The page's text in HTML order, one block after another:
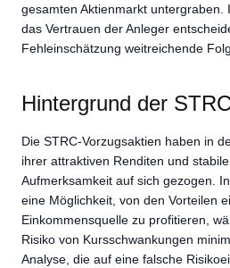
gesamten Aktienmarkt untergraben.
das Vertrauen der Anleger
Fehleinschätzung weitreichende
Hintergrund der
Die STRC-Vorzugsaktien haben in
ihrer attraktiven Renditen und
Aufmerksamkeit auf sich gezogen.
eine Möglichkeit, von den Vorteilen
Einkommensquelle zu profitieren,
Risiko von Kursschwankungen
Analyse, die auf eine falsche